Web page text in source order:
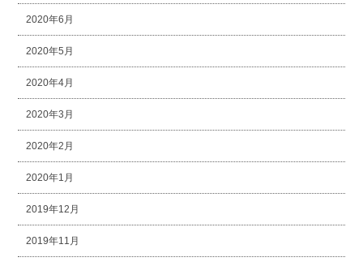
2020年6月
2020年5月
2020年4月
2020年3月
2020年2月
2020年1月
2019年12月
2019年11月